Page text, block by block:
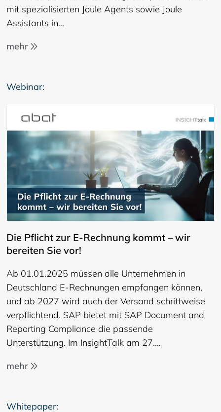
mit spezialisierten Joule Agents sowie Joule
Assistants in…
mehr
Webinar:
Die Pflicht zur E-Rechnung kommt – wir
bereiten Sie vor!
Ab 01.01.2025 müssen alle Unternehmen in
Deutschland E-Rechnungen empfangen können,
und ab 2027 wird auch der Versand schrittweise
verpflichtend. SAP bietet mit SAP Document and
Reporting Compliance die passende
Unterstützung. Im InsightTalk am 27.…
mehr
Whitepaper: